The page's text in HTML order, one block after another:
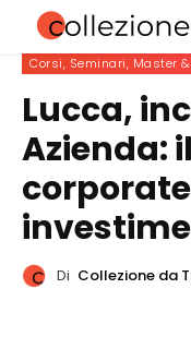
Corsi, Seminari, Master
Lucca,
Azienda:
Di Collezione da